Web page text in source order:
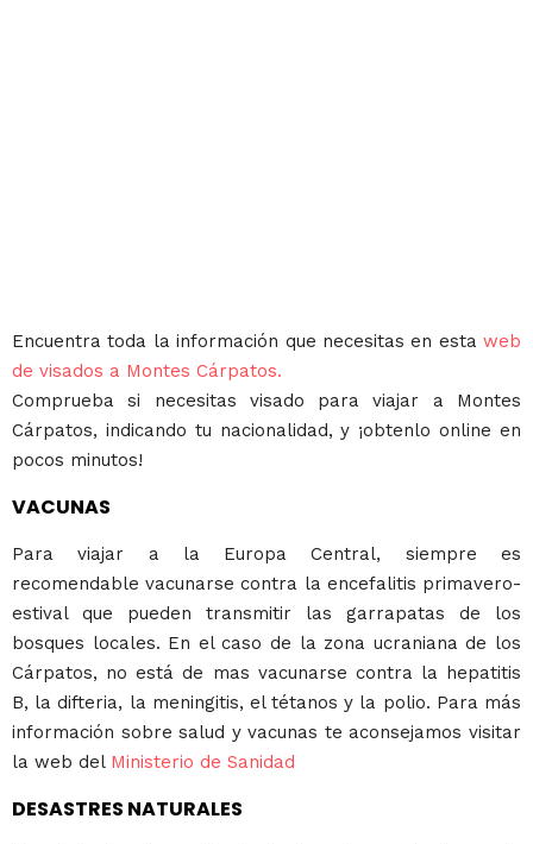
Encuentra toda la información que necesitas en esta web
de visados a Montes Cárpatos.
Comprueba si necesitas visado para viajar a Montes
Cárpatos, indicando tu nacionalidad, y ¡obtenlo online en
pocos minutos!
VACUNAS
Para viajar a la Europa Central, siempre es
recomendable vacunarse contra la encefalitis primavero-
estival que pueden transmitir las garrapatas de los
bosques locales. En el caso de la zona ucraniana de los
Cárpatos, no está de mas vacunarse contra la hepatitis
B, la difteria, la meningitis, el tétanos y la polio. Para más
información sobre salud y vacunas te aconsejamos visitar
la web del Ministerio de Sanidad
DESASTRES NATURALES